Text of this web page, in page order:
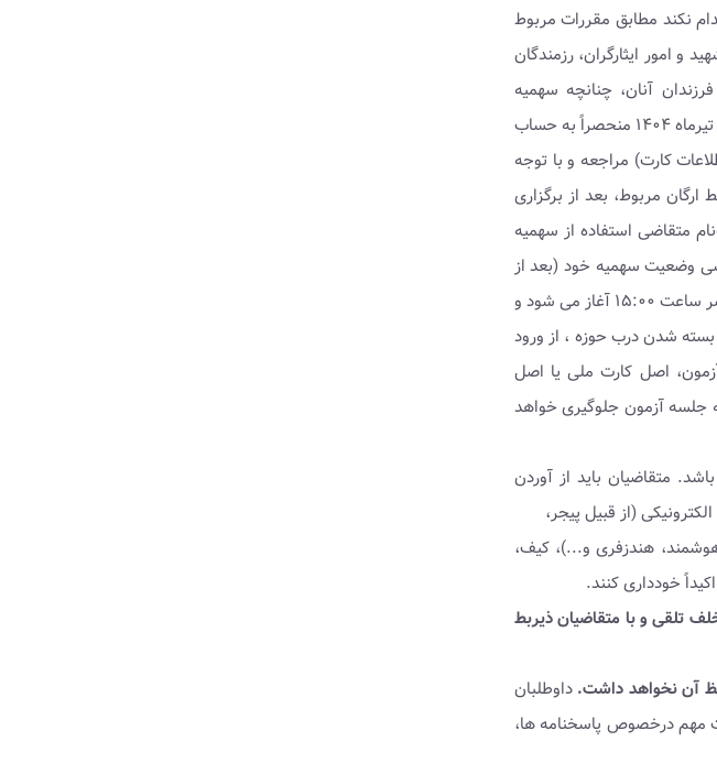
نکند مطابق مقررات مربوط
و امور ایثارگران، رزمندگان
آنان، چنانچه سهمیه
درخواستی آنان با سهمیه درج شده در کارت مغایرت دارد، لازم است برای اعلام مغایرت حداکثر تا ۲۷ تیرماه ۱۴۰۴ منحصراً به حساب
کارت) مراجعه و با توجه
مربوط، بعد از برگزاری
متقاضی استفاده از سهمیه
وضعیت سهمیه خود (بعد از
ویرایش) به ارگان‌های ذیربط نیز مراجعه کنند. فرآیند برگزاری آزمون صبح ها راس‌ ساعت‌ ۷:۳۰ و عصر ساعت ۱۵:۰۰ آغاز می شود و
خواهد شد. لذا پس از بسته شدن درب حوزه ، از ورود
اصل کارت ملی یا اصل
جلسه آزمون جلوگیری خواهد
متقاضیان باید از آوردن
(از قبیل پیجر،
هندزفری و...)، کیف،
خودداری کنند.
تلقی و با متقاضیان ذیربط
آن نخواهد داشت. داوطلبان
مهم درخصوص پاسخنامه ها،